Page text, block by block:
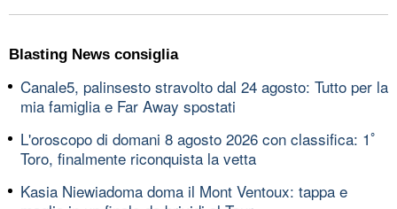
Blasting News consiglia
Canale5, palinsesto stravolto dal 24 agosto: Tutto per la
mia famiglia e Far Away spostati
L'oroscopo di domani 8 agosto 2026 con classifica: 1ﾟ
Toro, finalmente riconquista la vetta
Kasia Niewiadoma doma il Mont Ventoux: tappa e